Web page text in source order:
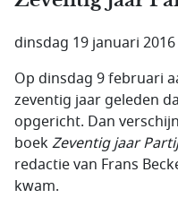
dinsdag 19 januari 2016
Op dinsdag 9 februari
zeventig jaar geleden
opgericht. Dan
boekZeventig jaar
redactie van Frans
kwam.